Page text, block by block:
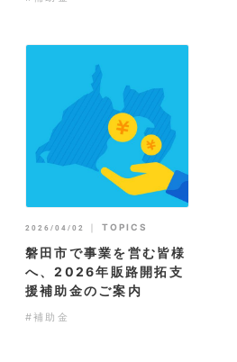
2026/04/02 ｜ TOPICS
磐田市で事業を営む皆様
へ、2026年販路開拓支
援補助金のご案内
#補助金